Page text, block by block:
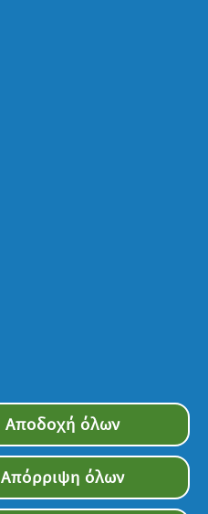
Αποδοχή όλων
Απόρριψη όλων